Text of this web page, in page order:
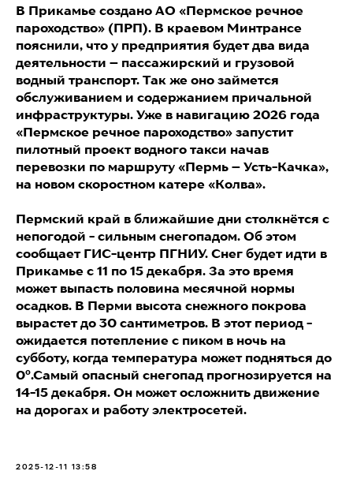
В Прикамье создано АО «Пермское речное
пароходство» (ПРП). В краевом Минтрансе
пояснили, что у предприятия будет два вида
деятельности – пассажирский и грузовой
водный транспорт. Так же оно займется
обслуживанием и содержанием причальной
инфраструктуры. Уже в навигацию 2026 года
«Пермское речное пароходство» запустит
пилотный проект водного такси начав
перевозки по маршруту «Пермь – Усть-Качка»,
на новом скоростном катере «Колва».
Пермский край в ближайшие дни столкнётся с
непогодой - сильным снегопадом. Об этом
сообщает ГИС-центр ПГНИУ. Снег будет идти в
Прикамье с 11 по 15 декабря. За это время
может выпасть половина месячной нормы
осадков. В Перми высота снежного покрова
вырастет до 30 сантиметров. В этот период -
ожидается потепление с пиком в ночь на
субботу, когда температура может подняться до
0°.Самый опасный снегопад прогнозируется на
14-15 декабря. Он может осложнить движение
на дорогах и работу электросетей.
2025-12-11 13:58